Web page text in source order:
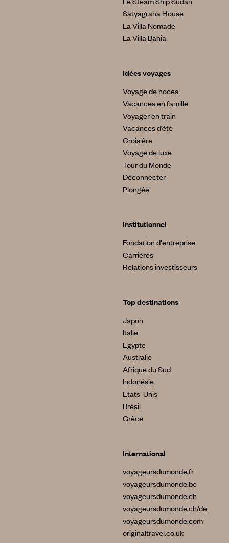
Satyagraha House
La Villa Nomade
La Villa Bahia
Idées voyages
Voyage de noces
Vacances en famille
Voyager en train
Vacances d’été
Croisière
Voyage de luxe
Tour du Monde
Déconnecter
Plongée
Institutionnel
Fondation d'entreprise
Carrières
Relations investisseurs
Top destinations
Japon
Italie
Egypte
Australie
Afrique du Sud
Indonésie
Etats-Unis
Brésil
Grèce
International
voyageursdumonde.fr
voyageursdumonde.be
voyageursdumonde.ch
voyageursdumonde.ch/de
voyageursdumonde.com
originaltravel.co.uk